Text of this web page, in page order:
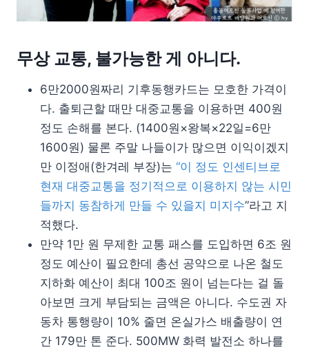
무상 교통, 불가능한 게 아니다.
6만2000원짜리 기후동행카드는 모호한 가격이
다. 출퇴근할 때만 대중교통을 이용하면 400원
정도 손해를 본다. (1400원×왕복×22일=6만
1600원) 물론 주말 나들이가 많으면 이익이겠지
만 이정애(한겨레 부장)는 “이 정도 인센티브로
현재 대중교통을 정기적으로 이용하지 않는 시민
들까지 동참하게 만들 수 있을지 미지수”라고 지
적했다.
만약 1만 원 무제한 교통 패스를 도입하면 6조 원
정도 예산이 필요한데 총선 공약으로 나온 철도
지하화 예산이 최대 100조 원이 넘는다는 걸 돌
아보면 크게 부담되는 금액은 아니다. 수도권 자
동차 통행량이 10% 줄면 온실가스 배출량이 연
간 179만 톤 준다. 500MW 화력 발전소 하나를